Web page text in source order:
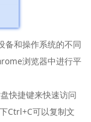
备和操作系统的不同
浏览器中进行平
快捷键来快速访问
Ctrl+C可以复制文